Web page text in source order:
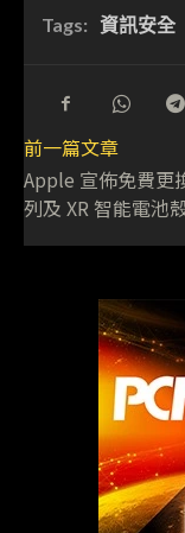
Tags: 資訊安全
前一篇文章
Apple 宣佈免費更
列及 XR 智能電池